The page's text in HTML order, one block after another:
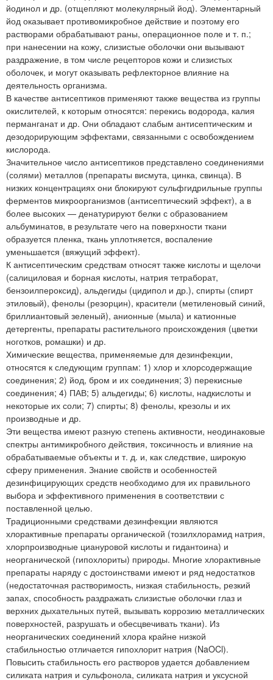
йодинол и др. (отщепляют молекулярный йод). Элементарный
йод оказывает противомикробное действие и поэтому его
растворами обрабатывают раны, операционное поле и т. п.;
при нанесении на кожу, слизистые оболочки они вызывают
раздражение, в том числе рецепторов кожи и слизистых
оболочек, и могут оказывать рефлекторное влияние на
деятельность организма.
В качестве антисептиков применяют также вещества из группы
окислителей, к которым относятся: перекись водорода, калия
перманганат и др. Они обладают слабым антисептическим и
дезодорирующим эффектами, связанными с освобождением
кислорода.
Значительное число антисептиков представлено соединениями
(солями) металлов (препараты висмута, цинка, свинца). В
низких концентрациях они блокируют сульфгидрильные группы
ферментов микроорганизмов (антисептический эффект), а в
более высоких — денатурируют белки с образованием
альбуминатов, в результате чего на поверхности ткани
образуется пленка, ткань уплотняется, воспаление
уменьшается (вяжущий эффект).
К антисептическим средствам относят также кислоты и щелочи
(салициловая и борная кислоты, натрия тетраборат,
бензоилпероксид), альдегиды (цидипол и др.), спирты (спирт
этиловый), фенолы (резорцин), красители (метиленовый синий,
бриллиантовый зеленый), анионные (мыла) и катионные
детергенты, препараты растительного происхождения (цветки
ноготков, ромашки) и др.
Химические вещества, применяемые для дезинфекции,
относятся к следующим группам: 1) хлор и хлорсодержащие
соединения; 2) йод, бром и их соединения; 3) перекисные
соединения; 4) ПАВ; 5) альдегиды; 6) кислоты, надкислоты и
некоторые их соли; 7) спирты; 8) фенолы, крезолы и их
производные и др.
Эти вещества имеют разную степень активности, неодинаковые
спектры антимикробного действия, токсичность и влияние на
обрабатываемые объекты и т. д. и, как следствие, широкую
сферу применения. Знание свойств и особенностей
дезинфицирующих средств необходимо для их правильного
выбора и эффективного применения в соответствии с
поставленной целью.
Традиционными средствами дезинфекции являются
хлорактивные препараты органической (тозилхлорамид натрия,
хлорпроизводные циануровой кислоты и гидантоина) и
неорганической (гипохлориты) природы. Многие хлорактивные
препараты наряду с достоинствами имеют и ряд недостатков
(недостаточная растворимость, низкая стабильность, резкий
запах, способность раздражать слизистые оболочки глаз и
верхних дыхательных путей, вызывать коррозию металлических
поверхностей, разрушать и обесцвечивать ткани). Из
неорганических соединений хлора крайне низкой
стабильностью отличается гипохлорит натрия (NaOCl).
Повысить стабильность его растворов удается добавлением
силиката натрия и сульфонола, силиката натрия и уксусной